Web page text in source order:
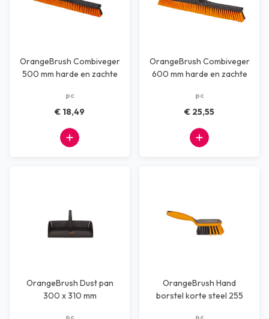
OrangeBrush Combiveger
500 mm harde en zachte
pc
€ 18,49
OrangeBrush Combiveger
600 mm harde en zachte
pc
€ 25,55
OrangeBrush Dust pan
300 x 310 mm
pc
OrangeBrush Hand
borstel korte steel 255
pc